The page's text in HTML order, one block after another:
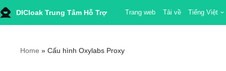
Skip
content
DICloak Trung Tâm Hỗ Trợ Trang web Tải về Tiếng Việt
Home » Cấu hình Oxylabs Proxy